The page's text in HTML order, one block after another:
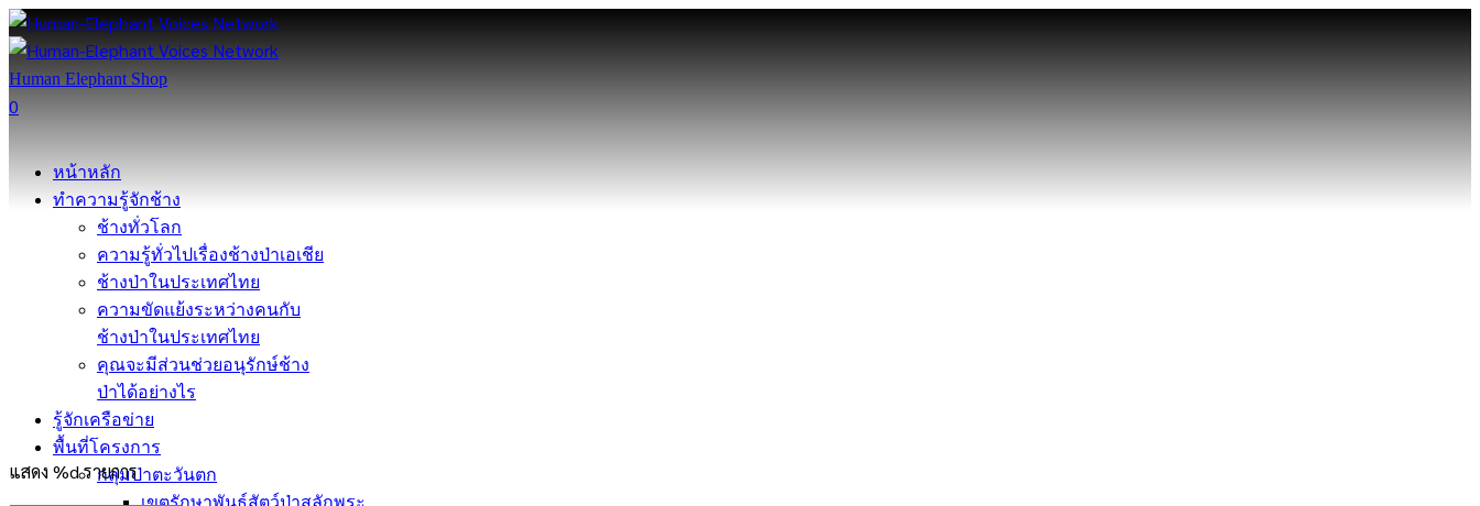
Human Elephant Shop
0
หน้าหลัก
ทำความรู้จักช้าง
ช้างทั่วโลก
ความรู้ทั่วไปเรื่องช้างป่าเอเชีย
ช้างป่าในประเทศไทย
ความขัดแย้งระหว่างคนกับ
ช้างป่าในประเทศไทย
คุณจะมีส่วนช่วยอนุรักษ์ช้าง
ป่าได้อย่างไร
รู้จักเครือข่าย
พื้นที่โครงการ
กลุ่มป่าตะวันตก
เขตรักษาพันธุ์สัตว์ป่าสลักพระ
แสดง %d รายการ